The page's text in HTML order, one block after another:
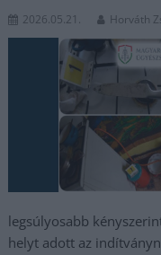
2026.05.21. Horváth
legsúlyosabb
helyt adott az